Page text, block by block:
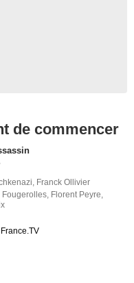
de commencer
Franck Ollivier
Fougerolles Florent Peyre